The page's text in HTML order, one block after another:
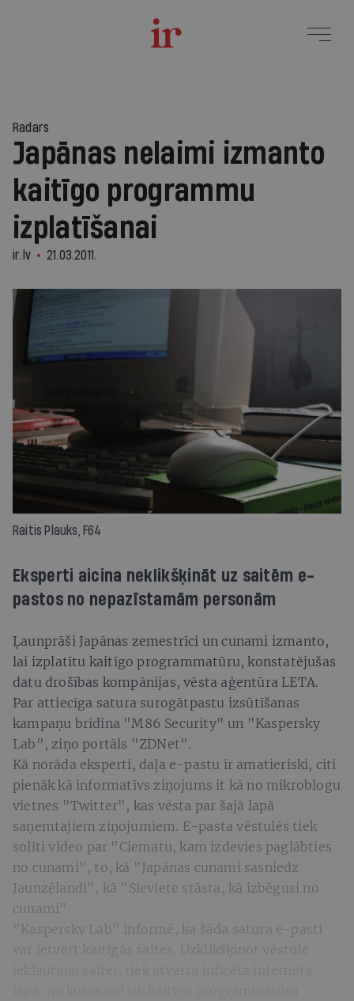
Radars
Japānas nelaimi izmanto
kaitīgo programmu
izplatīšanai
ir.lv 21.03.2011.
Raitis Plauks, F64
Eksperti aicina neklikšķināt uz saitēm e-
pastos no nepazīstamām personām
Ļaunprāši Japānas zemestrīci un cunami izmanto,
lai izplatītu kaitīgo programmatūru, konstatējušas
datu drošības kompānijas, vēsta aģentūra LETA.
Par attiecīga satura surogātpastu izsūtīšanas
kampaņu brīdina "M86 Security" un "Kaspersky
Lab", ziņo portāls "ZDNet".
Kā norāda eksperti, daļa e-pastu ir amatieriski, citi
pienāk kā informatīvs ziņojums it kā no mikroblogu
vietnes "Twitter", kas vēsta par šajā lapā
saņemtajiem ziņojumiem. E-pasta vēstulēs tiek
solīti video par "Ciematu, kam izdevies paglābties
no cunami", to, kā "Japānas cunami sasniedz
Jaunzēlandi", kā "Sieviete stāsta, kā izbēgusi no
cunami".
"Kaspersky Lab" informē, ka šāda satura e-pasti
var ietvert kaitīgās saites. Uzklikšķinot vēstulē